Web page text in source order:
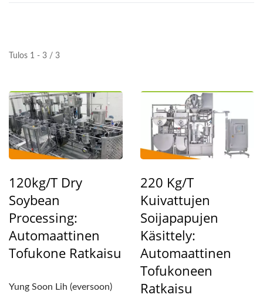
Tulos 1 - 3 / 3
120kg/t Dry
Soybean
Processing:
Automaattinen
Tofukone Ratkaisu
Yung Soon Lih (eversoon)
220 Kg/t
Kuivattujen
Soijapapujen
Käsittely:
Automaattinen
Tofukoneen
Ratkaisu